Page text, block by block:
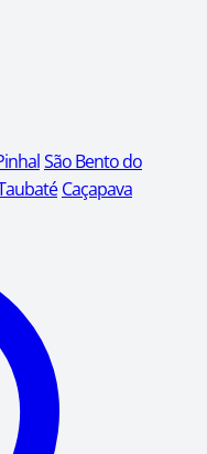
São Bento do
Caçapava